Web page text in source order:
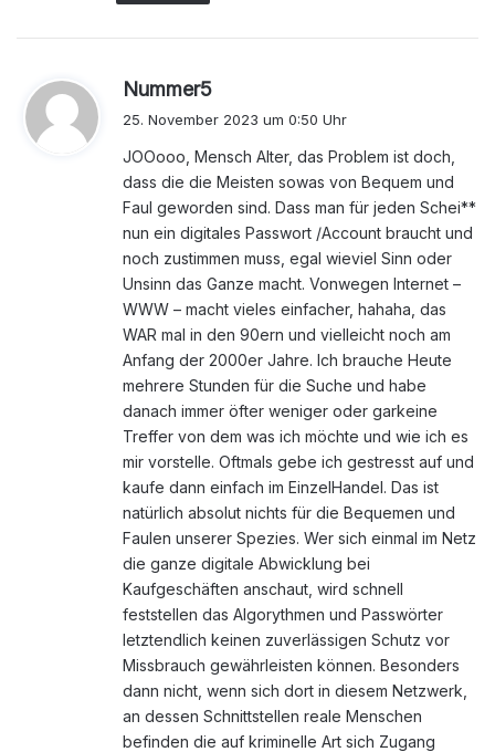
Nummer5
t
25. November 2023 um 0:50 Uhr
JOOooo, Mensch Alter, das Problem ist doch,
dass die die Meisten sowas von Bequem und
Faul geworden sind. Dass man für jeden Schei**
nun ein digitales Passwort /Account braucht und
noch zustimmen muss, egal wieviel Sinn oder
Unsinn das Ganze macht. Vonwegen Internet –
WWW – macht vieles einfacher, hahaha, das
WAR mal in den 90ern und vielleicht noch am
Anfang der 2000er Jahre. Ich brauche Heute
mehrere Stunden für die Suche und habe
danach immer öfter weniger oder garkeine
Treffer von dem was ich möchte und wie ich es
mir vorstelle. Oftmals gebe ich gestresst auf und
kaufe dann einfach im EinzelHandel. Das ist
natürlich absolut nichts für die Bequemen und
Faulen unserer Spezies. Wer sich einmal im Netz
die ganze digitale Abwicklung bei
Kaufgeschäften anschaut, wird schnell
feststellen das Algorythmen und Passwörter
letztendlich keinen zuverlässigen Schutz vor
Missbrauch gewährleisten können. Besonders
dann nicht, wenn sich dort in diesem Netzwerk,
an dessen Schnittstellen reale Menschen
befinden die auf kriminelle Art sich Zugang